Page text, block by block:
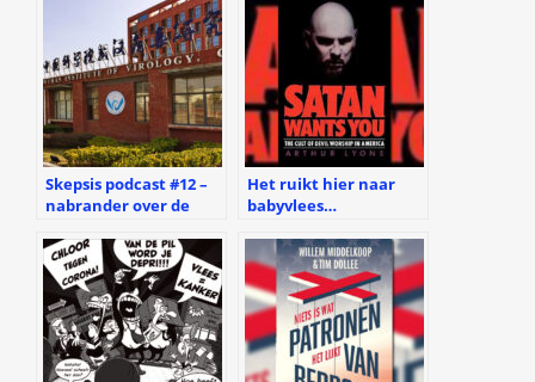
Skepsis podcast #12 –
nabrander over de
coronavirus
Het ruikt hier naar
babyvlees…